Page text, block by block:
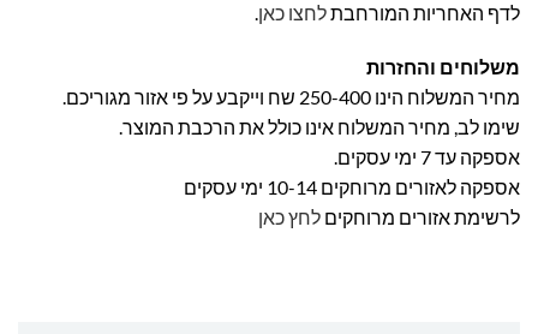
לדף האחריות המורחבתלחצו כאן.
משלוחים והחזרות
מחיר המשלוח הינו 250-400 שח וייקבע על פי אזור מגוריכם.
שימו לב, מחיר המשלוח אינו כולל את הרכבת המוצר.
אספקה עד 7 ימי עסקים.
אספקה לאזורים מרוחקים 10-14 ימי עסקים
לרשימת אזורים מרוחקים לחץ כאן